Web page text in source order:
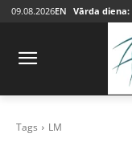
09.08.2026EN Vārda diena:
Tags LM